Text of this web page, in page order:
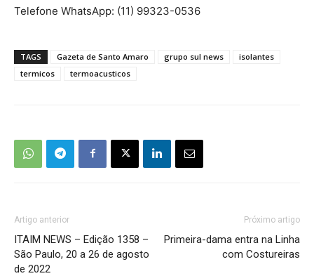
Telefone WhatsApp: (11) 99323-0536
TAGS Gazeta de Santo Amaro grupo sul news
isolantes
termicos
termoacusticos
Artigo anterior
ITAIM NEWS – Edição 1358 –
São Paulo, 20 a 26 de agosto
de 2022
Próximo artigo
Primeira-dama entra na Linha
com Costureiras